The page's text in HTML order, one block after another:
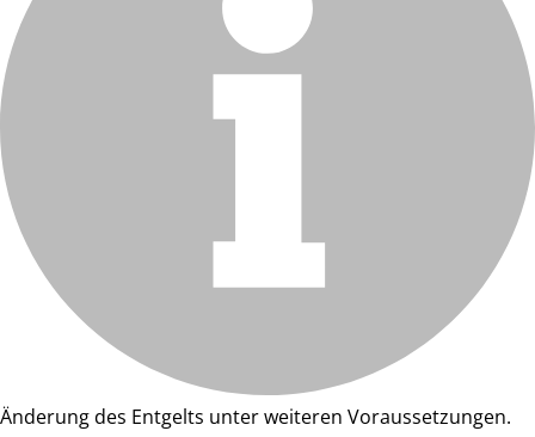
Änderung des Entgelts unter weiteren Voraussetzungen.